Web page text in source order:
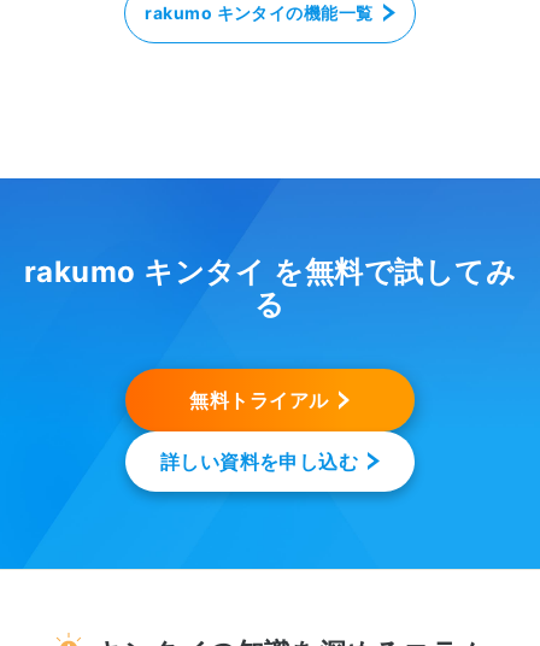
rakumo キンタイの機能一覧
rakumo キンタイ を無料で試してみ
る
無料トライアル
詳しい資料を申し込む